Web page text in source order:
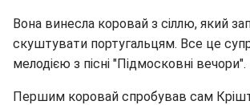
Вона винесла коровай з сіллю, який
скуштувати португальцям. Все це
мелодією з пісні "Підмосковні вечори".
Першим коровай спробував сам